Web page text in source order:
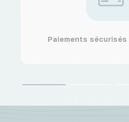
Paiements sécurisés